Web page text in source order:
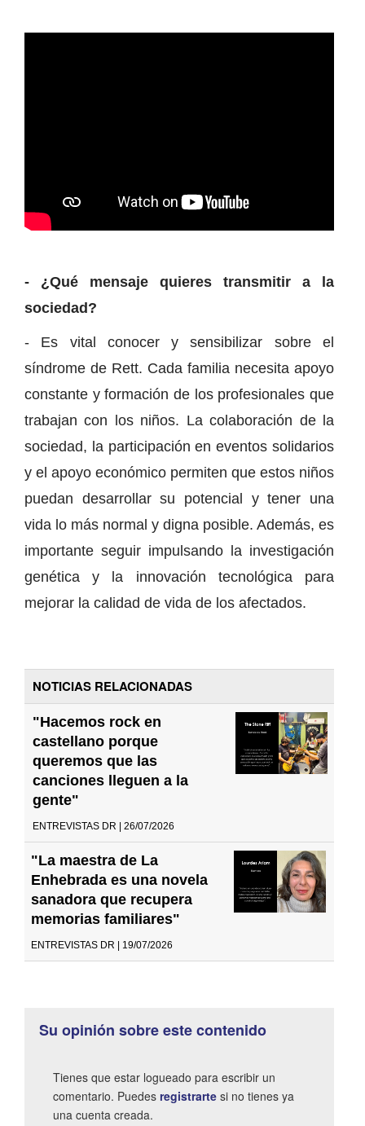
- ¿Qué mensaje quieres transmitir a la
sociedad?
- Es vital conocer y sensibilizar sobre el
síndrome de Rett. Cada familia necesita apoyo
constante y formación de los profesionales que
trabajan con los niños. La colaboración de la
sociedad, la participación en eventos solidarios
y el apoyo económico permiten que estos niños
puedan desarrollar su potencial y tener una
vida lo más normal y digna posible. Además, es
importante seguir impulsando la investigación
genética y la innovación tecnológica para
mejorar la calidad de vida de los afectados.
NOTICIAS RELACIONADAS
"Hacemos rock en
castellano porque
queremos que las
canciones lleguen a la
gente"
ENTREVISTAS DR | 26/07/2026
"La maestra de La
Enhebrada es una novela
sanadora que recupera
memorias familiares"
ENTREVISTAS DR | 19/07/2026
Su opinión sobre este contenido
Tienes que estar logueado para escribir un
comentario. Puedes registrarte si no tienes ya
una cuenta creada.